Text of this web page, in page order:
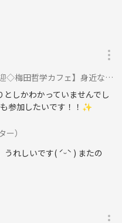
近な人とは語り合えない哲学について語りましょうに参加
しかわかっていませんでし
参加したいです！！✨
ー）
れしいです( ˊᵕˋ ) またの